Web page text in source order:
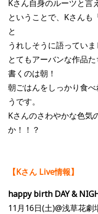
Kさん自身のルーツと
ということで、Kさんも
と
うれしそうに語っていま
とてもアーバンな作品
書くのは朝！
朝ごはんをしっかり食
うです。
Kさんのさわやかな色気
か！！？
【Kさん Live情報】
happy birth DAY &
11月16日(土)@浅草花劇